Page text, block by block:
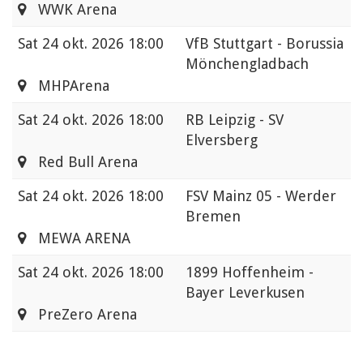
WWK Arena
Sat 24 okt. 2026 18:00
VfB Stuttgart - Borussia
Mönchengladbach
MHPArena
Sat 24 okt. 2026 18:00
RB Leipzig - SV
Elversberg
Red Bull Arena
Sat 24 okt. 2026 18:00
FSV Mainz 05 - Werder
Bremen
MEWA ARENA
Sat 24 okt. 2026 18:00
1899 Hoffenheim -
Bayer Leverkusen
PreZero Arena